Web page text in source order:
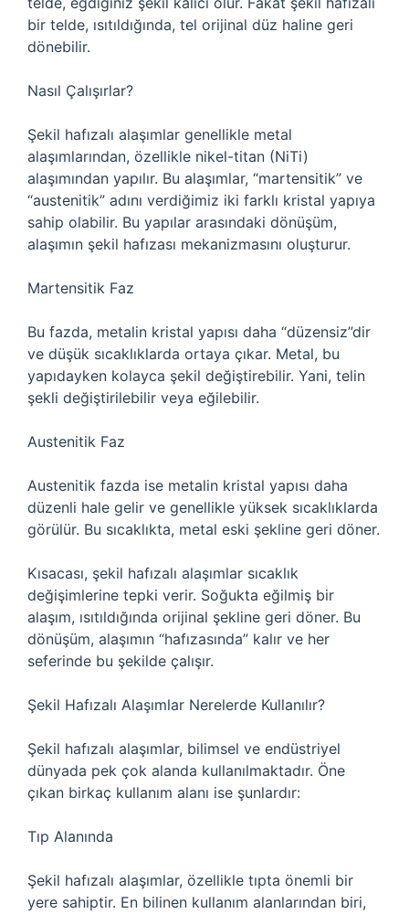
bir telde, ısıtıldığında, tel orijinal düz haline geri
dönebilir.
Nasıl Çalışırlar?
Şekil hafızalı alaşımlar genellikle metal
alaşımlarından, özellikle nikel-titan (NiTi)
alaşımından yapılır. Bu alaşımlar, “martensitik” ve
“austenitik” adını verdiğimiz iki farklı kristal yapıya
sahip olabilir. Bu yapılar arasındaki dönüşüm,
alaşımın şekil hafızası mekanizmasını oluşturur.
Martensitik Faz
Bu fazda, metalin kristal yapısı daha “düzensiz”dir
ve düşük sıcaklıklarda ortaya çıkar. Metal, bu
yapıdayken kolayca şekil değiştirebilir. Yani, telin
şekli değiştirilebilir veya eğilebilir.
Austenitik Faz
Austenitik fazda ise metalin kristal yapısı daha
düzenli hale gelir ve genellikle yüksek sıcaklıklarda
görülür. Bu sıcaklıkta, metal eski şekline geri döner.
Kısacası, şekil hafızalı alaşımlar sıcaklık
değişimlerine tepki verir. Soğukta eğilmiş bir
alaşım, ısıtıldığında orijinal şekline geri döner. Bu
dönüşüm, alaşımın “hafızasında” kalır ve her
seferinde bu şekilde çalışır.
Şekil Hafızalı Alaşımlar Nerelerde Kullanılır?
Şekil hafızalı alaşımlar, bilimsel ve endüstriyel
dünyada pek çok alanda kullanılmaktadır. Öne
çıkan birkaç kullanım alanı ise şunlardır:
Tıp Alanında
Şekil hafızalı alaşımlar, özellikle tıpta önemli bir
yere sahiptir. En bilinen kullanım alanlarından biri,